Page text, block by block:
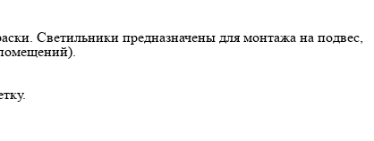
Светильники предназначены для монтажа на подвес,